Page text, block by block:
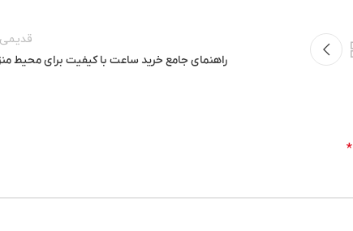
راهنمای جامع خرید ساعت با کیفیت برای محیط
*